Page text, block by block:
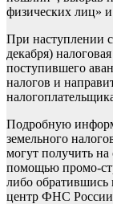
физических лиц»
При наступлении
декабря)
поступившего
налогов и
Подробную
земельного
могут получить
помощью промо-
либо обратившись
центр ФНС России